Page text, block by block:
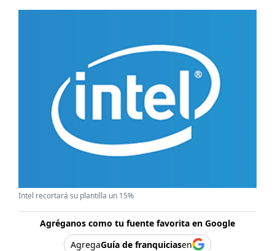
Intel recortará su plantilla un 15%
Agréganos como tu fuente favorita en Google
AgregaGuía de franquiciasen